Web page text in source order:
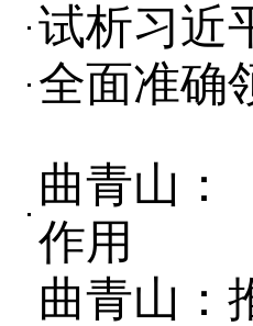
试析习近
全面准确
曲青山：
作用
曲青山：